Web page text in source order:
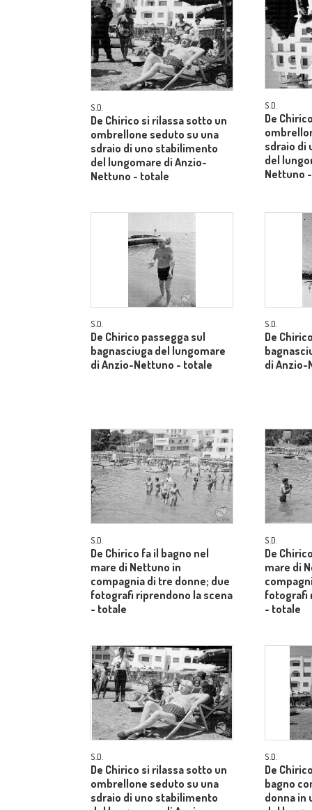
S.D.
De Chirico si rilassa sotto un
ombrellone seduto su una
sdraio di uno stabilimento
del lungomare di Anzio-
Nettuno - totale
S.D.
De
sdraio di
del
Nettuno
S.D.
De Chirico passegga sul
bagnasciuga del lungomare
di Anzio-Nettuno - totale
S.D.
De
di
S.D.
De Chirico fa il bagno nel
mare di Nettuno in
compagnia di tre donne; due
fotografi riprendono la scena
- totale
S.D.
De
mare di
fotografi
- totale
S.D.
De Chirico si rilassa sotto un
ombrellone seduto su una
sdraio di uno stabilimento
S.D.
De
bagno
donna in